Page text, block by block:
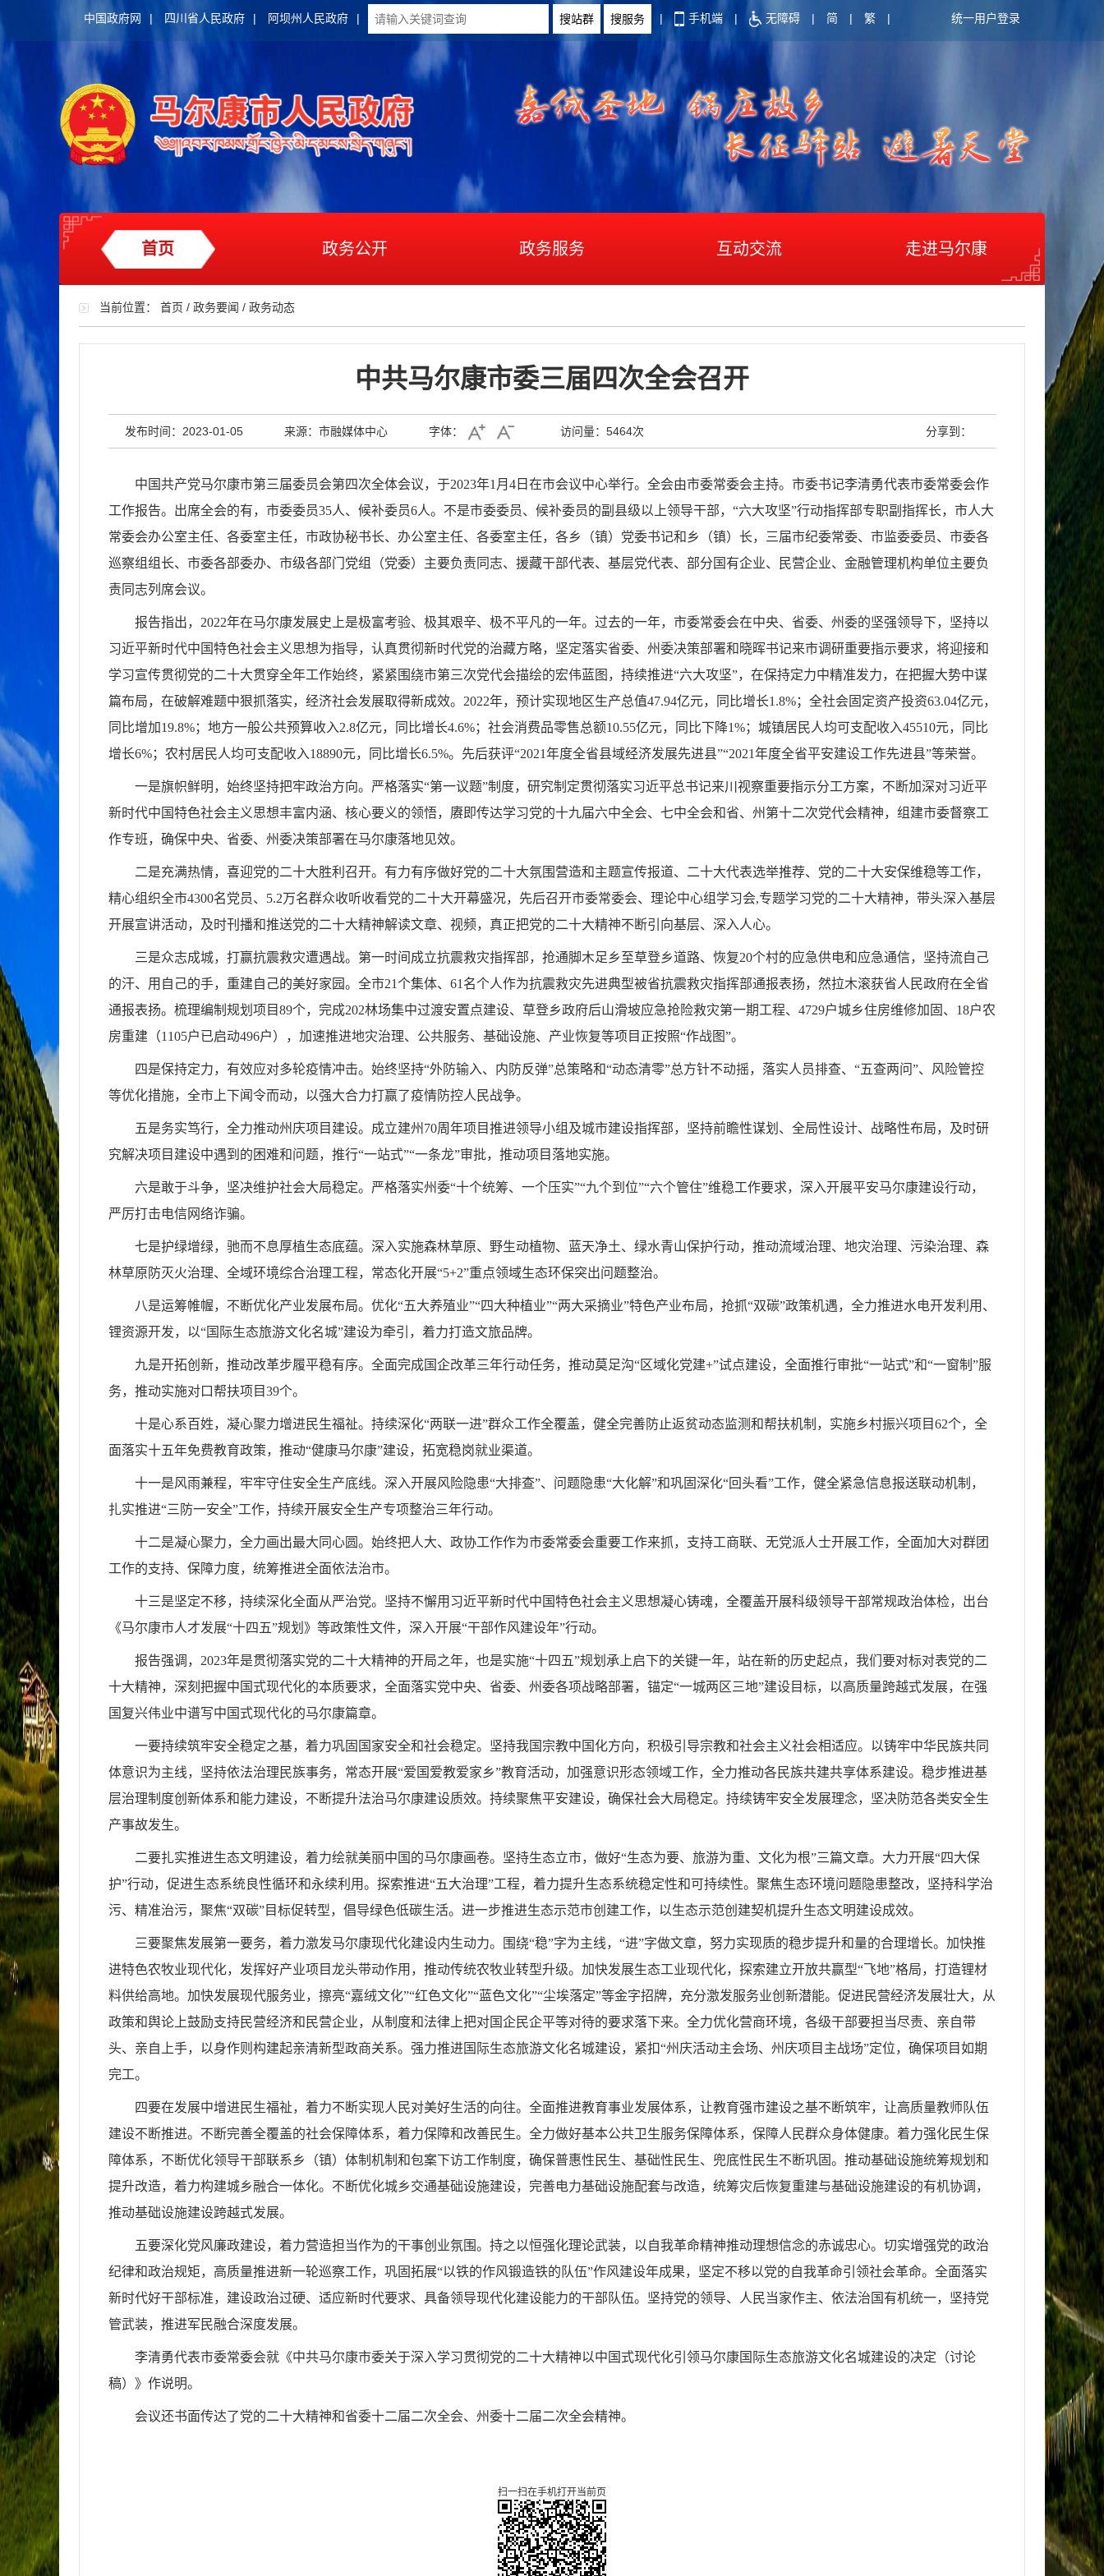
中国政府网 | 四川省人民政府 | 阿坝州人民政府 | | 手机端 | 无障碍 | 简 | 繁 | 统一用户登录
首页 政务公开 政务服务 互动交流 走进马尔康
当前位置： 首页 / 政务要闻 / 政务动态
中共马尔康市委三届四次全会召开
发布时间：2023-01-05 来源：市融媒体中心 字体： 访问量： 5464次 分享到：
中国共产党马尔康市第三届委员会第四次全体会议，于2023年1月4日在市会议中心举行。全会由市委常委会主持。市委书记李清勇代表市委常委会作
工作报告。 出席全会的有，市委委员35人、候补委员6人。不是市委委员、候补委员的副县级以上领导干部，“六大攻坚”行动指挥部专职副指挥长，市人大
常委会办公室主任、各委室主任，市政协秘书长、办公室主任、各委室主任，各乡（镇）党委书记和乡（镇）长，三届市纪委常委、市监委委员、市委各
巡察组组长、市委各部委办、市级各部门党组（党委）主要负责同志、援藏干部代表、基层党代表、部分国有企业、民营企业、金融管理机构单位主要负
责同志列席会议。
报告指出， 2022年在马尔康发展史上是极富考验、极其艰辛、极不平凡的一年。过去的一年，市委常委会在中央、省委、州委的坚强领导下，坚持以
习近平新时代中国特色社会主义思想为指导，认真贯彻新时代党的治藏方略，坚定落实省委、州委决策部署和晓晖书记来市调研重要指示要求，将迎接和
学习宣传贯彻党的二十大贯穿全年工作始终，紧紧围绕市第三次党代会描绘的宏伟蓝图，持续推进“六大攻坚”，在保持定力中精准发力，在把握大势中谋
篇布局，在破解难题中狠抓落实，经济社会发展取得新成效。2022年，预计实现地区生产总值47.94亿元，同比增长1.8%；全社会固定资产投资63.04亿元，
同比增加19.8%；地方一般公共预算收入2.8亿元，同比增长4.6%；社会消费品零售总额10.55亿元，同比下降1%；城镇居民人均可支配收入45510元，同比
增长6%；农村居民人均可支配收入18890元，同比增长6.5%。先后获评“2021年度全省县域经济发展先进县”“2021年度全省平安建设工作先进县”等荣誉。
一是旗帜鲜明，始终坚持把牢政治方向。严格落实“第一议题”制度，研究制定贯彻落实习近平总书记来川视察重要指示分工方案，不断加深对习近平
新时代中国特色社会主义思想丰富内涵、核心要义的领悟，赓即传达学习党的十九届六中全会、七中全会和省、州第十二次党代会精神，组建市委督察工
作专班，确保中央、省委、州委决策部署在马尔康落地见效。
二是充满热情，喜迎党的二十大胜利召开。有力有序做好党的二十大氛围营造和主题宣传报道、二十大代表选举推荐、党的二十大安保维稳等工作，
精心组织全市4300名党员、5.2万名群众收听收看党的二十大开幕盛况，先后召开市委常委会、理论中心组学习会,专题学习党的二十大精神，带头深入基层
开展宣讲活动，及时刊播和推送党的二十大精神解读文章、视频，真正把党的二十大精神不断引向基层、深入人心。
三是众志成城，打赢抗震救灾遭遇战。第一时间成立抗震救灾指挥部，抢通脚木足乡至草登乡道路、恢复20个村的应急供电和应急通信，坚持流自己
的汗、用自己的手，重建自己的美好家园。全市21个集体、61名个人作为抗震救灾先进典型被省抗震救灾指挥部通报表扬，然拉木滚获省人民政府在全省
通报表扬。梳理编制规划项目89个，完成202林场集中过渡安置点建设、草登乡政府后山滑坡应急抢险救灾第一期工程、4729户城乡住房维修加固、18户农
房重建（1105户已启动496户），加速推进地灾治理、公共服务、基础设施、产业恢复等项目正按照“作战图”。
四是保持定力，有效应对多轮疫情冲击。始终坚持“外防输入、内防反弹”总策略和“动态清零”总方针不动摇，落实人员排查、“五查两问”、风险管控
等优化措施，全市上下闻令而动，以强大合力打赢了疫情防控人民战争。
五是务实笃行，全力推动州庆项目建设。成立建州70周年项目推进领导小组及城市建设指挥部，坚持前瞻性谋划、全局性设计、战略性布局，及时研
究解决项目建设中遇到的困难和问题，推行“一站式”“一条龙”审批，推动项目落地实施。
六是敢于斗争，坚决维护社会大局稳定。严格落实州委“十个统筹、一个压实”“九个到位”“六个管住”维稳工作要求，深入开展平安马尔康建设行动，
严厉打击电信网络诈骗。
七是护绿增绿，驰而不息厚植生态底蕴。深入实施森林草原、野生动植物、蓝天净土、绿水青山保护行动，推动流域治理、地灾治理、污染治理、森
林草原防灭火治理、全域环境综合治理工程，常态化开展“5+2”重点领域生态环保突出问题整治。
八是运筹帷幄，不断优化产业发展布局。优化“五大养殖业”“四大种植业”“两大采摘业”特色产业布局，抢抓“双碳”政策机遇，全力推进水电开发利用、
锂资源开发，以“国际生态旅游文化名城”建设为牵引，着力打造文旅品牌。
九是开拓创新，推动改革步履平稳有序。全面完成国企改革三年行动任务，推动莫足沟“区域化党建+”试点建设，全面推行审批“一站式”和“一窗制”服
务，推动实施对口帮扶项目39个。
十是心系百姓，凝心聚力增进民生福祉。持续深化“两联一进”群众工作全覆盖，健全完善防止返贫动态监测和帮扶机制，实施乡村振兴项目62个，全
面落实十五年免费教育政策，推动“健康马尔康”建设，拓宽稳岗就业渠道。
十一是风雨兼程，牢牢守住安全生产底线。深入开展风险隐患“大排查”、问题隐患“大化解”和巩固深化“回头看”工作，健全紧急信息报送联动机制，
扎实推进“三防一安全”工作，持续开展安全生产专项整治三年行动。
十二是凝心聚力，全力画出最大同心圆。始终把人大、政协工作作为市委常委会重要工作来抓，支持工商联、无党派人士开展工作，全面加大对群团
工作的支持、保障力度，统筹推进全面依法治市。
十三是坚定不移，持续深化全面从严治党。坚持不懈用习近平新时代中国特色社会主义思想凝心铸魂，全覆盖开展科级领导干部常规政治体检，出台
《马尔康市人才发展“十四五”规划》等政策性文件，深入开展“干部作风建设年”行动。
报告强调， 2023年是贯彻落实党的二十大精神的开局之年，也是实施“十四五”规划承上启下的关键一年，站在新的历史起点，我们要对标对表党的二
十大精神，深刻把握中国式现代化的本质要求，全面落实党中央、省委、州委各项战略部署，锚定“一城两区三地”建设目标，以高质量跨越式发展，在强
国复兴伟业中谱写中国式现代化的马尔康篇章。
一要持续筑牢安全稳定之基，着力巩固国家安全和社会稳定。 坚持我国宗教中国化方向，积极引导宗教和社会主义社会相适应。以铸牢中华民族共同
体意识为主线，坚持依法治理民族事务，常态开展“爱国爱教爱家乡”教育活动，加强意识形态领域工作，全力推动各民族共建共享体系建设。稳步推进基
层治理制度创新体系和能力建设，不断提升法治马尔康建设质效。持续聚焦平安建设，确保社会大局稳定。持续铸牢安全发展理念，坚决防范各类安全生
产事故发生。
二要扎实推进生态文明建设，着力绘就美丽中国的马尔康画卷。 坚持生态立市，做好“生态为要、旅游为重、文化为根”三篇文章。大力开展“四大保
护”行动，促进生态系统良性循环和永续利用。探索推进“五大治理”工程，着力提升生态系统稳定性和可持续性。聚焦生态环境问题隐患整改，坚持科学治
污、精准治污，聚焦“双碳”目标促转型，倡导绿色低碳生活。进一步推进生态示范市创建工作，以生态示范创建契机提升生态文明建设成效。
三要聚焦发展第一要务，着力激发马尔康现代化建设内生动力。
围绕“稳”字为主线，“进”字做文章，努力实现质的稳步提升和量的合理增长。加快推
进特色农牧业现代化，发挥好产业项目龙头带动作用，推动传统农牧业转型升级。加快发展生态工业现代化，探索建立开放共赢型“飞地”格局，打造锂材
料供给高地。加快发展现代服务业，擦亮“嘉绒文化”“红色文化”“蓝色文化”“尘埃落定”等金字招牌，充分激发服务业创新潜能。促进民营经济发展壮大，从
政策和舆论上鼓励支持民营经济和民营企业，从制度和法律上把对国企民企平等对待的要求落下来。全力优化营商环境，各级干部要担当尽责、亲自带
头、亲自上手，以身作则构建起亲清新型政商关系。强力推进国际生态旅游文化名城建设，紧扣“州庆活动主会场、州庆项目主战场”定位，确保项目如期
完工。
四要在发展中增进民生福祉，着力不断实现人民对美好生活的向往。 全面推进教育事业发展体系，让教育强市建设之基不断筑牢，让高质量教师队伍
建设不断推进。不断完善全覆盖的社会保障体系，着力保障和改善民生。全力做好基本公共卫生服务保障体系，保障人民群众身体健康。着力强化民生保
障体系，不断优化领导干部联系乡（镇）体制机制和包案下访工作制度，确保普惠性民生、基础性民生、兜底性民生不断巩固。推动基础设施统筹规划和
提升改造，着力构建城乡融合一体化。不断优化城乡交通基础设施建设，完善电力基础设施配套与改造，统筹灾后恢复重建与基础设施建设的有机协调，
推动基础设施建设跨越式发展。
五要深化党风廉政建设，着力营造担当作为的干事创业氛围。 持之以恒强化理论武装，以自我革命精神推动理想信念的赤诚忠心。切实增强党的政治
纪律和政治规矩，高质量推进新一轮巡察工作，巩固拓展“以铁的作风锻造铁的队伍”作风建设年成果，坚定不移以党的自我革命引领社会革命。全面落实
新时代好干部标准，建设政治过硬、适应新时代要求、具备领导现代化建设能力的干部队伍。坚持党的领导、人民当家作主、依法治国有机统一，坚持党
管武装，推进军民融合深度发展。
李清勇代表市委常委会就《中共马尔康市委关于深入学习贯彻党的二十大精神以中国式现代化引领马尔康国际生态旅游文化名城建设的决定（讨论
稿）》作说明。
会议还书面传达了党的二十大精神和省委十二届二次全会、州委十二届二次全会精神。
扫一扫在手机打开当前页